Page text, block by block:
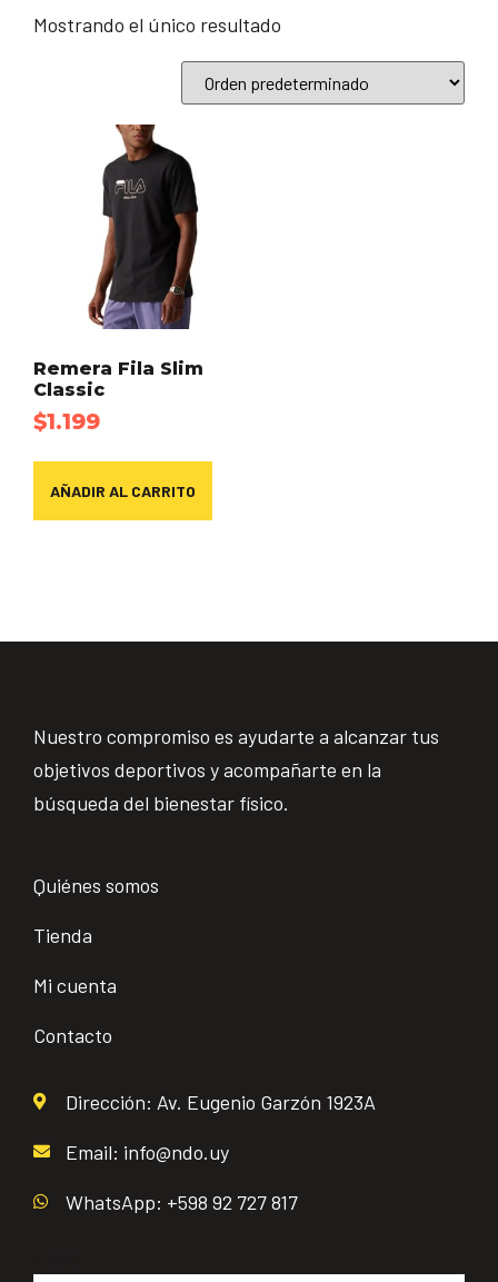
Mostrando el único resultado
Remera Fila Slim
Classic
$1.199
AÑADIR AL CARRITO
Nuestro compromiso es ayudarte a alcanzar tus
objetivos deportivos y acompañarte en la
búsqueda del bienestar físico.
Quiénes somos
Tienda
Mi cuenta
Contacto
Dirección: Av. Eugenio Garzón 1923A
Email: info@ndo.uy
WhatsApp: +598 92 727 817